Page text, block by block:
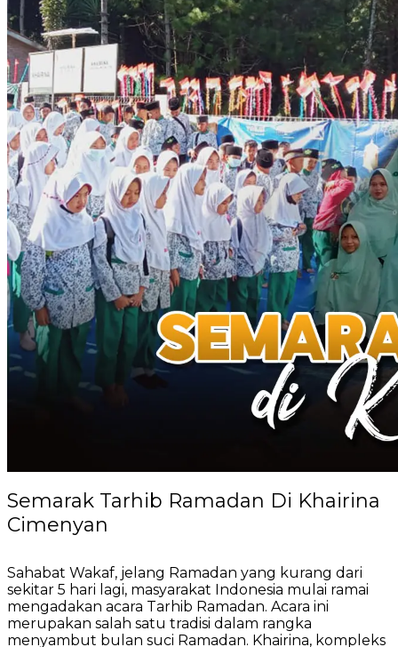
Semarak Tarhib Ramadan Di Khairina
Cimenyan
Sahabat Wakaf, jelang Ramadan yang kurang dari
sekitar 5 hari lagi, masyarakat Indonesia mulai ramai
mengadakan acara Tarhib Ramadan. Acara ini
merupakan salah satu tradisi dalam rangka
menyambut bulan suci Ramadan. Khairina, kompleks